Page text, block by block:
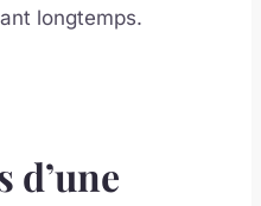
longtemps.
d’une